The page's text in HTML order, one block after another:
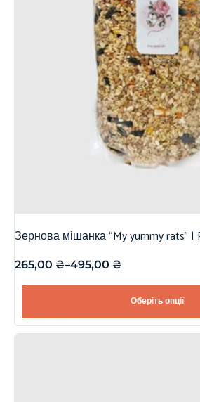
Зернова мішанка “My yummy rats” |
265,00 ₴–495,00 ₴
Оберіть опції